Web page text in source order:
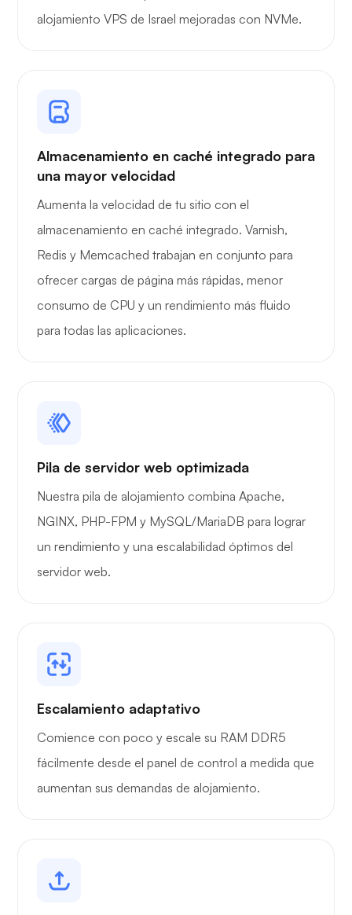
alojamiento VPS de Israel mejoradas con NVMe.
Almacenamiento en caché integrado para
una mayor velocidad
Aumenta la velocidad de tu sitio con el
almacenamiento en caché integrado. Varnish,
Redis y Memcached trabajan en conjunto para
ofrecer cargas de página más rápidas, menor
consumo de CPU y un rendimiento más fluido
para todas las aplicaciones.
Pila de servidor web optimizada
Nuestra pila de alojamiento combina Apache,
NGINX, PHP-FPM y MySQL/MariaDB para lograr
un rendimiento y una escalabilidad óptimos del
servidor web.
Escalamiento adaptativo
Comience con poco y escale su RAM DDR5
fácilmente desde el panel de control a medida que
aumentan sus demandas de alojamiento.